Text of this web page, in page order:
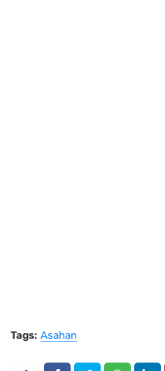
Tags: Asahan